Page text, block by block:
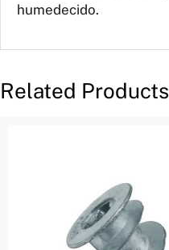
humedecido.
Related Products